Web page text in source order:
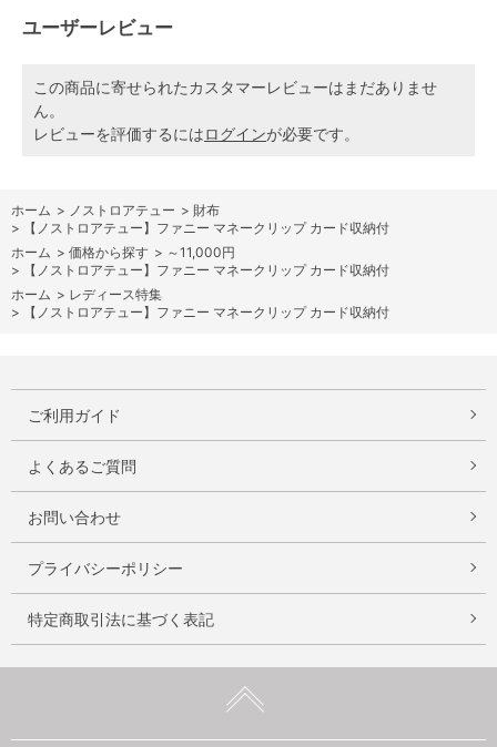
ユーザーレビュー
この商品に寄せられたカスタマーレビューはまだありませ
ん。
レビューを評価するにはログインが必要です。
ホーム > ノストロアテュー > 財布
>
【ノストロアテュー】ファニー マネークリップ カード収納付
ホーム > 価格から探す > ～11,000円
>
【ノストロアテュー】ファニー マネークリップ カード収納付
ホーム > レディース特集
>
【ノストロアテュー】ファニー マネークリップ カード収納付
ご利用ガイド
よくあるご質問
お問い合わせ
プライバシーポリシー
特定商取引法に基づく表記